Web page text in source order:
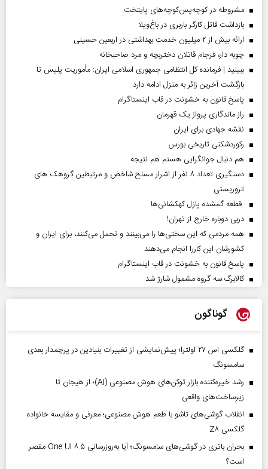
مشروطه در کوچه‌پس‌کوچه‌های پایتخت
بازداشت قاتل کارگر باربری در باغ‌ویلا
ارائه بیش از ۲ میلیون خدمت بهداشتی در اربعین حسینی
چوبه دار، فرجام قاتلان دختربچه و مرد صاحبخانه
ببینید | فرمانده کل انتظامی جمهوری اسلامی ایران­: مأموریت پلیس تا
بازگشت آخرین زائر به منزل ادامه دارد
پاسخ قانون به خشونت در قاب اینستاگرام
راز ماندگاری پرواز یک قهرمان
نقشه جهادی برای ایران
رکوردشکنی تاریخی بورس
هم دنبال جوانگرایی هستم هم نتیجه
دستگیری تعداد ۸ نفر از اشرار مسلح شاخص و مرتبطین گروهک های
تروریستی
قطعه گمشده پازل کهکشانی‌ها
دربی دوباره خارج از تهران!
همه مردمی که این سختی‌ها را می‌بینند و تحمل می‌کنند، برای ایران و
کشورشان این کاررا انجام می‌دهند
پاسخ قانون به خشونت در قاب اینستاگرام
کالابرگ سه گروه مشمول شارژ شد
گوناگون
گلکسی اس ۲۷ اولترا؛ پیش‌نمایشی از تغییرات بنیادین در پرچمدار بعدی
سامسونگ
رشد خیره‌کننده بازار توکن‌های هوش مصنوعی (AI)؛ از هیجان تا
زیرساخت‌های واقعی
انقلاب گوشی‌های تاشو‌ با طعم هوش مصنوعی؛ معرفی و مقایسه خانواده
گلکسی Z۸
بحران باتری در گوشی‌های سامسونگ؛ آیا به‌روزرسانی One UI ۸.۵ مقصر
است؟